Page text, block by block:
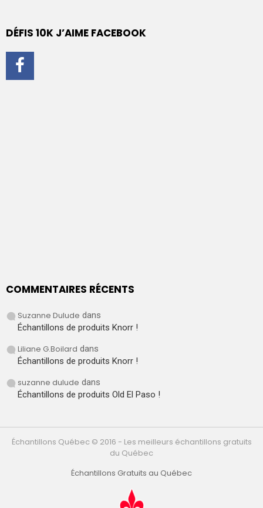
DÉFIS 10K J’AIME FACEBOOK
COMMENTAIRES RÉCENTS
Suzanne Dulude dans
Échantillons de produits Knorr !
Liliane G.Boilard dans
Échantillons de produits Knorr !
suzanne dulude dans
Échantillons de produits Old El Paso !
Échantillons Québec © 2016 - Les meilleurs échantillons gratuits
du Québec
Échantillons Gratuits au Québec